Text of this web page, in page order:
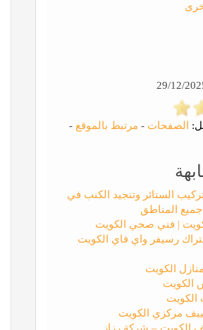
الصفحات - مرتبط بالموقع -
الستائر وتنجيد الكنب في
جميع المناطق
| فني صحي الكويت
رسيفر واي فاي الكويت
الكويت
الكويت
الكويت
مركزي الكويت